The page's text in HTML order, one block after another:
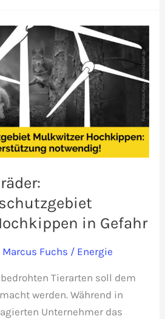
in Gefahr
Marcus Fuchs / Energie
Tierarten soll dem
werden. Während in
Unternehmer das